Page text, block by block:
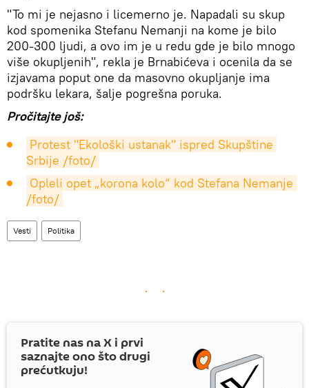
"To mi je nejasno i licemerno je. Napadali su skup
kod spomenika Stefanu Nemanji na kome je bilo
200-300 ljudi, a ovo im je u redu gde je bilo mnogo
više okupljenih", rekla je Brnabićeva i ocenila da se
izjavama poput one da masovno okupljanje ima
podršku lekara, šalje pogrešna poruka.
Pročitajte još:
Protest "Ekološki ustanak" ispred Skupštine
Srbije /foto/
Opleli opet „korona kolo“ kod Stefana Nemanje
/foto/
Vesti Politika
Pratite nas naX i prvi
saznajte ono što drugi
prećutkuju!